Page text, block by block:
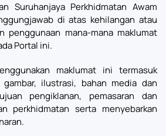
Suruhanjaya Perkhidmatan Awam
di atas kehilangan atau
penggunaan mana-mana maklumat
Portal ini.
maklumat ini termasuk
ilustrasi, bahan media dan
pengiklanan, pemasaran dan
perkhidmatan serta menyebarkan